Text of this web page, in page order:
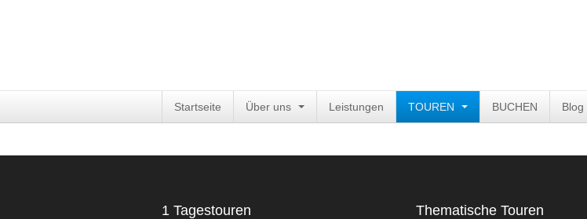
Startseite Über uns Leistungen TOUREN BUCHEN Blog
1 Tagestouren Thematische Touren